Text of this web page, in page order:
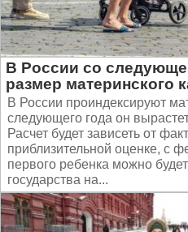
В России со
размер материнского
В России проиндексируют
следующего года он
Расчет будет зависеть от
приблизительной оценке, с
первого ребенка можно
государства на...